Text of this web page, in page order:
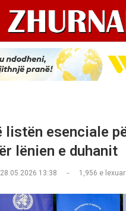
listën esenciale
lënien e duhanit
28.05.2026 13:38 1,956 e lexuar